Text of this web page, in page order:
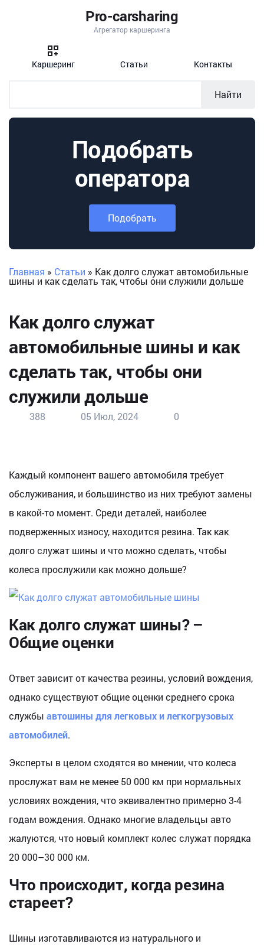
Pro-carsharing
Агрегатор каршеринга
Каршеринг Статьи Контакты
Найти
Подобрать
оператора
Подобрать
Главная » Статьи » Как долго служат автомобильные
шины и как сделать так, чтобы они служили дольше
Как долго служат
автомобильные шины и как
сделать так, чтобы они
служили дольше
388 05 Июл, 2024 0
Каждый компонент вашего автомобиля требует
обслуживания, и большинство из них требуют замены
в какой-то момент. Среди деталей, наиболее
подверженных износу, находится резина. Так как
долго служат шины и что можно сделать, чтобы
колеса прослужили как можно дольше?
Как долго служат шины? –
Общие оценки
Ответ зависит от качества резины, условий вождения,
однако существуют общие оценки среднего срока
службы автошины для легковых и легкогрузовых
автомобилей.
Эксперты в целом сходятся во мнении, что колеса
прослужат вам не менее 50 000 км при нормальных
условиях вождения, что эквивалентно примерно 3-4
годам вождения. Однако многие владельцы авто
жалуются, что новый комплект колес служат порядка
20 000–30 000 км.
Что происходит, когда резина
стареет?
Шины изготавливаются из натурального и